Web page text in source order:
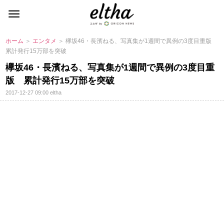
ホーム ＞ エンタメ ＞ 欅坂46・長濱ねる、写真集が1週間で異例の3度目重版
累計発行15万部を突破
欅坂46・長濱ねる、写真集が1週間で異例の3度目重
版 累計発行15万部を突破
2017-12-27 09:00eltha